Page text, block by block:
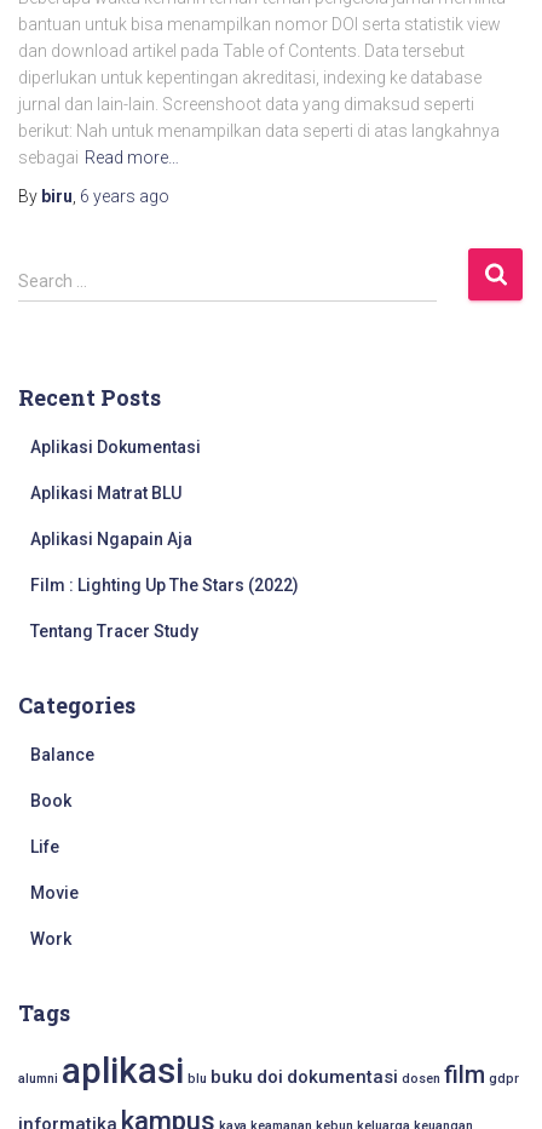
bantuan untuk bisa menampilkan nomor DOI serta statistik view
dan download artikel pada Table of Contents. Data tersebut
diperlukan untuk kepentingan akreditasi, indexing ke database
jurnal dan lain-lain. Screenshoot data yang dimaksud seperti
berikut: Nah untuk menampilkan data seperti di atas langkahnya
sebagai Read more…
By biru, 6 years ago
S
e
h
Search …
Recent Posts
Aplikasi Dokumentasi
Aplikasi Matrat BLU
Aplikasi Ngapain Aja
Film : Lighting Up The Stars (2022)
Tentang Tracer Study
Categories
Balance
Book
Life
Movie
Work
Tags
alumni aplikasi blu buku doi dokumentasi dosen film gdpr
informatika kampus